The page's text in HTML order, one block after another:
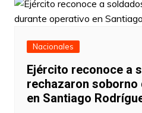
Nacionales
Ejército reconoce a
rechazaron
en Santiago